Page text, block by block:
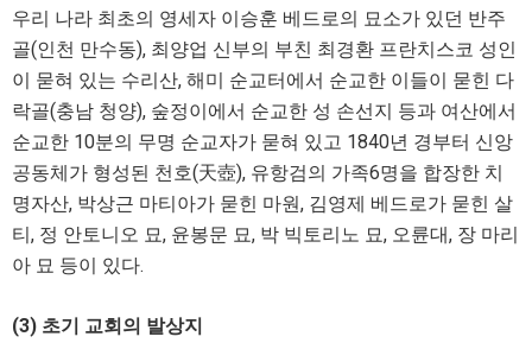
우리 나라 최초의 영세자 이승훈 베드로의 묘소가 있던 반주
골(인천 만수동), 최양업 신부의 부친 최경환 프란치스코 성인
이 묻혀 있는 수리산, 해미 순교터에서 순교한 이들이 묻힌 다
락골(충남 청양), 숲정이에서 순교한 성 손선지 등과 여산에서
순교한 10분의 무명 순교자가 묻혀 있고 1840년 경부터 신앙
공동체가 형성된 천호(天壺), 유항검의 가족6명을 합장한 치
명자산, 박상근 마티아가 묻힌 마원, 김영제 베드로가 묻힌 살
티, 정 안토니오 묘, 윤봉문 묘, 박 빅토리노 묘, 오륜대, 장 마리
아 묘 등이 있다.
(3) 초기 교회의 발상지